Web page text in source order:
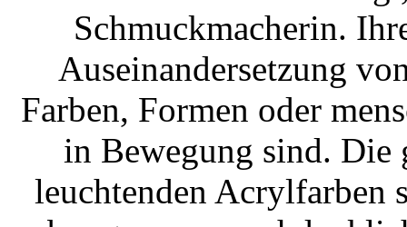
Schmuckmacherin.
Auseinandersetzung
Farben, Formen oder
in Bewegung sind.
leuchtenden Acrylfarben